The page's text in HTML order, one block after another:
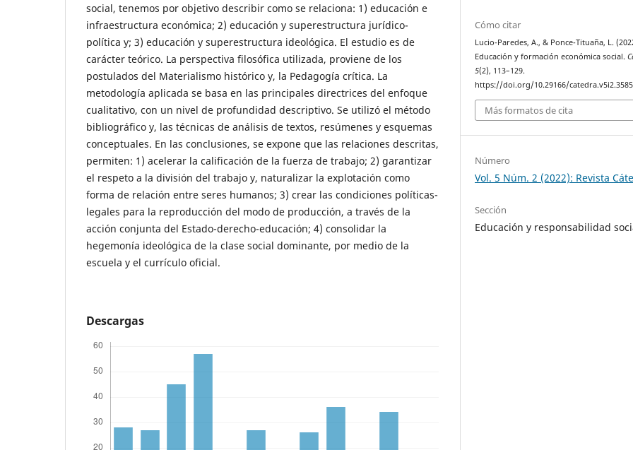
social, tenemos por objetivo describir como se relaciona: 1) educación e
infraestructura económica; 2) educación y superestructura jurídico-
política y; 3) educación y superestructura ideológica. El estudio es de
carácter teórico. La perspectiva filosófica utilizada, proviene de los
postulados del Materialismo histórico y, la Pedagogía crítica. La
metodología aplicada se basa en las principales directrices del enfoque
cualitativo, con un nivel de profundidad descriptivo. Se utilizó el método
bibliográfico y, las técnicas de análisis de textos, resúmenes y esquemas
conceptuales. En las conclusiones, se expone que las relaciones descritas,
permiten: 1) acelerar la calificación de la fuerza de trabajo; 2) garantizar
el respeto a la división del trabajo y, naturalizar la explotación como
forma de relación entre seres humanos; 3) crear las condiciones políticas-
legales para la reproducción del modo de producción, a través de la
acción conjunta del Estado-derecho-educación; 4) consolidar la
hegemonía ideológica de la clase social dominante, por medio de la
escuela y el currículo oficial.
Descargas
Cómo citar
Lucio-Paredes, A., & Ponce-Tituaña, L.
Educación y formación económica social.
5(2), 113–129.
https://doi.org/10.29166/catedra.v5i2.3585
Más formatos de cita
Número
Vol. 5 Núm. 2 (2022): Revista
Sección
Educación y responsabilidad